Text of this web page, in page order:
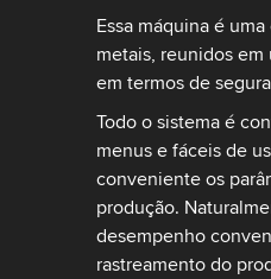
Essa máquina é
metais, reunidos
em termos de
Todo o sistema é
menus e fáceis de
conveniente os
produção.
desempenho
rastreamento do